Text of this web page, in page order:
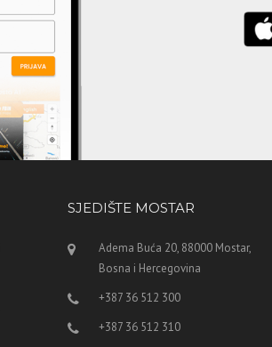
SJEDIŠTE MOSTAR
Adema Buća 20, 88000 Mostar,
Bosna i Hercegovina
+387 36 512 300
+387 36 512 310